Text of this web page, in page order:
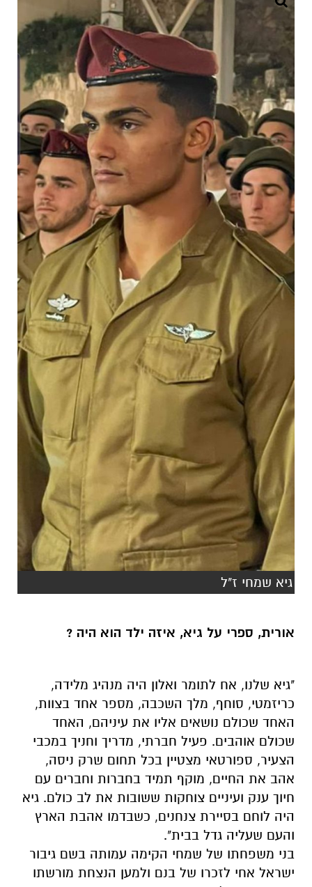
גיא שמחי ז"ל
אורית, ספרי על גיא, איזה ילד הוא היה ?
"גיא שלנו, אח לתומר ואלון היה מנהיג מלידה,
כריזמטי, סוחף, מלך השכבה, מספר אחד בצוות,
האחד שכולם נושאים אליו את עיניהם, האחד
שכולם אוהבים. פעיל חברתי, מדריך וחניך במכבי
הצעיר, ספורטאי מצטיין בכל תחום שרק ניסה,
אהב את החיים, מוקף תמיד בחברות וחברים עם
חיוך ענק ועיניים צוחקות ששובות את לב כולם. גיא
היה לוחם בסיירת צנחנים, כשבדמו אהבת הארץ
והעם שעליה גדל בבית".
בני משפחתו של שמחי הקימה עמותה בשם גיבור
ישראל אחי לזכרו של בנם ולמען הנצחת מורשתו